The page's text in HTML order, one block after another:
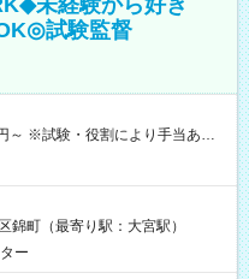
未経験から好き
試験監督
給（前払い）オプションあ
ら1週間ほどで給与の一部を受け
（休憩1時間） 時給1,300円
※当日の役割により時給＋100
13:30（休憩なし） 時給1,300
収8,400円＋交通費 【試用期
錦町（最寄り駅：大宮駅）
ー